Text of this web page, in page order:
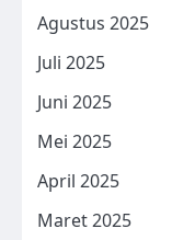
Agustus 2025
Juli 2025
Juni 2025
Mei 2025
April 2025
Maret 2025